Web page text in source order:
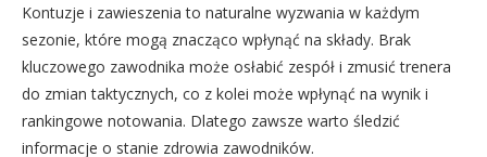
Kontuzje i zawieszenia to naturalne wyzwania w każdym
sezonie, które mogą znacząco wpłynąć na składy. Brak
kluczowego zawodnika może osłabić zespół i zmusić trenera
do zmian taktycznych, co z kolei może wpłynąć na wynik i
rankingowe notowania. Dlatego zawsze warto śledzić
informacje o stanie zdrowia zawodników.